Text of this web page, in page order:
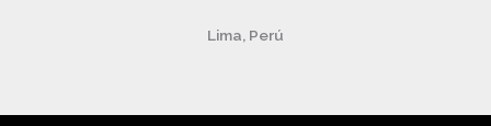
Lima, Perú